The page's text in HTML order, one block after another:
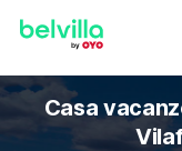
Casa